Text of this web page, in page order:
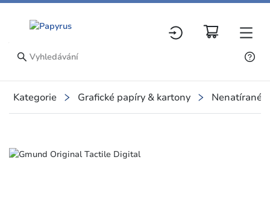
Kategorie Grafické papíry & kartony Nenatírané
Slide 1 of 4